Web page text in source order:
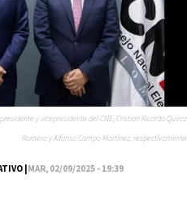
|MAR, 02/09/2025 - 19:39
y vicepresidente del CNE, Cristian Ricardo Quiroz
Romero y Alfonso Campo Martínez, respectivamente